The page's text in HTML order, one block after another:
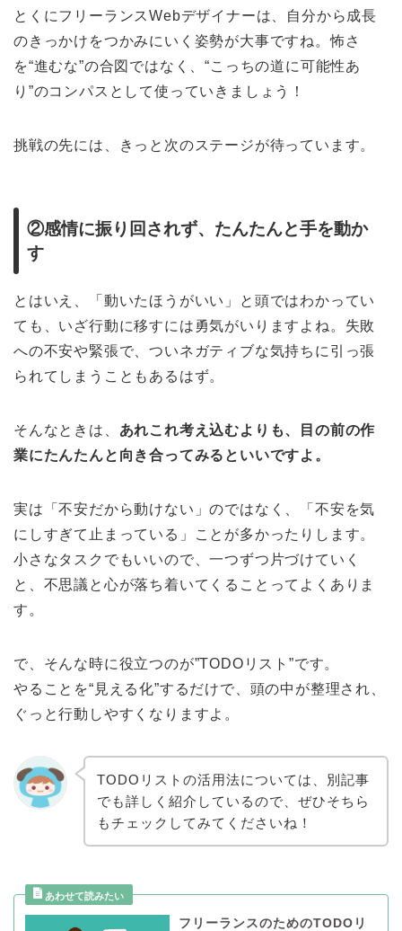
とくにフリーランスWebデザイナーは、自分から成長
のきっかけをつかみにいく姿勢が大事ですね。怖さ
を“進むな”の合図ではなく、“こっちの道に可能性あ
り”のコンパスとして使っていきましょう！
挑戦の先には、きっと次のステージが待っています。
②感情に振り回されず、たんたんと手を動か
す
とはいえ、「動いたほうがいい」と頭ではわかってい
ても、いざ行動に移すには勇気がいりますよね。失敗
への不安や緊張で、ついネガティブな気持ちに引っ張
られてしまうこともあるはず。
そんなときは、 あれこれ考え込むよりも、目の前の作
業にたんたんと向き合ってみるといいですよ。
実は「不安だから動けない」のではなく、「不安を気
にしすぎて止まっている」ことが多かったりします。
小さなタスクでもいいので、一つずつ片づけていく
と、不思議と心が落ち着いてくることってよくありま
す。
で、そんな時に役立つのが”TODOリスト”です。
やることを“見える化”するだけで、頭の中が整理され、
ぐっと行動しやすくなりますよ。
TODOリストの活用法については、別記事
でも詳しく紹介しているので、ぜひそちら
もチェックしてみてくださいね！
フリーランスのためのTODOリ